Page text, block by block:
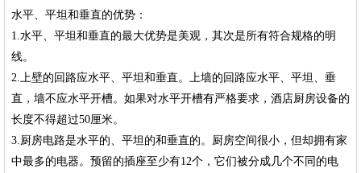
水平、平坦和垂直的优势：
1.水平、平坦和垂直的最大优势是美观，其次是所有符合规格的明
线。
2.上壁的回路应水平、平坦和垂直。上墙的回路应水平、平坦、垂
直，墙不应水平开槽。如果对水平开槽有严格要求，酒店厨房设备的
长度不得超过50厘米。
3.厨房电路是水平的、平坦的和垂直的。厨房空间很小，但却拥有家
中最多的电器。预留的插座至少有12个，它们被分成几个不同的电